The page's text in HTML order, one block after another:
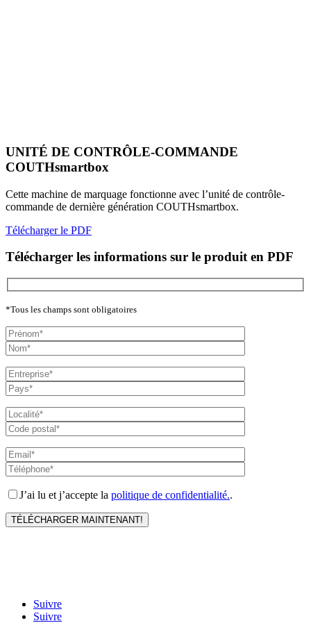
UNITÉ DE CONTRÔLE-COMMANDE
COUTHsmartbox
Cette machine de marquage fonctionne avec l’unité de contrôle-
commande de dernière génération COUTHsmartbox.
Télécharger le PDF
Télécharger les informations sur le produit en PDF
*Tous les champs sont obligatoires
J’ai lu et j’accepte la politique de confidentialité..
Suivre
Suivre